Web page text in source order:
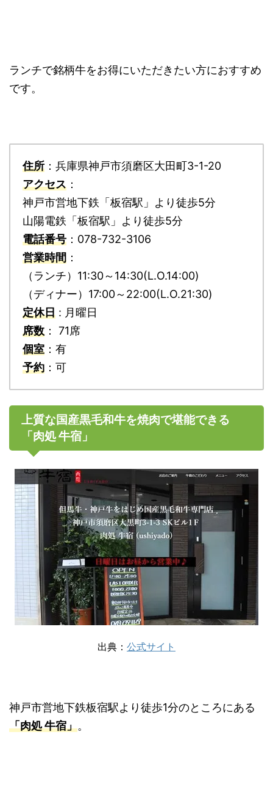
ランチで銘柄牛をお得にいただきたい方におすすめ
です。
住所 ：兵庫県神戸市須磨区大田町3-1-20
アクセス ：
神戸市営地下鉄「板宿駅」より徒歩5分
山陽電鉄「板宿駅」より徒歩5分
電話番号 ：078-732-3106
営業時間 ：
（ランチ）11:30～14:30(L.O.14:00)
（ディナー）17:00～22:00(L.O.21:30)
定休日 : 月曜日
席数 ： 71席
個室 ：有
予約 ：可
上質な国産黒毛和牛を焼肉で堪能できる
「肉処 牛宿」
出典： 公式サイト
神戸市営地下鉄板宿駅より徒歩1分のところにある
「肉処 牛宿」。